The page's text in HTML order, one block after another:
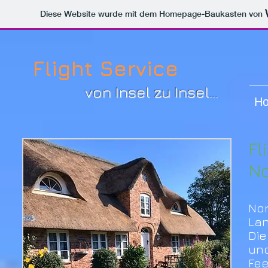
Diese Website wurde mit dem Homepage-Baukasten von
Flight Service
von Insel zu Insel...